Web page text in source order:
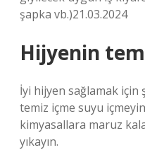
şapka vb.)21.03.2024
Hijyenin
İyi hijyen sağlamak için
temiz içme suyu
kimyasallara maruz
yıkayın.